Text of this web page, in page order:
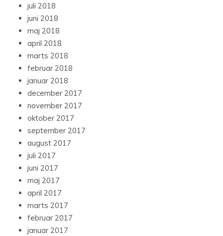
juli 2018
juni 2018
maj 2018
april 2018
marts 2018
februar 2018
januar 2018
december 2017
november 2017
oktober 2017
september 2017
august 2017
juli 2017
juni 2017
maj 2017
april 2017
marts 2017
februar 2017
januar 2017